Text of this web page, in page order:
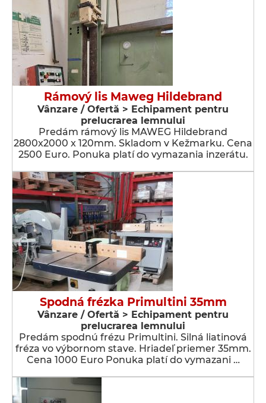
Rámový lis Maweg Hildebrand
Vânzare / Ofertă > Echipament pentru
prelucrarea lemnului
Predám rámový lis MAWEG Hildebrand
2800x2000 x 120mm. Skladom v Kežmarku. Cena
2500 Euro. Ponuka platí do vymazania inzerátu.
Spodná frézka Primultini 35mm
Vânzare / Ofertă > Echipament pentru
prelucrarea lemnului
Predám spodnú frézu Primultini. Silná liatinová
fréza vo výbornom stave. Hriadeľ priemer 35mm.
Cena 1000 Euro Ponuka platí do vymazani …